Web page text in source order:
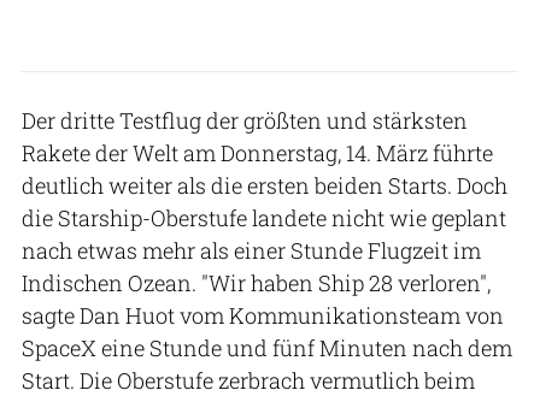
Der dritte Testflug der größten und stärksten
Rakete der Welt am Donnerstag, 14. März führte
deutlich weiter als die ersten beiden Starts. Doch
die Starship-Oberstufe landete nicht wie geplant
nach etwas mehr als einer Stunde Flugzeit im
Indischen Ozean. "Wir haben Ship 28 verloren",
sagte Dan Huot vom Kommunikationsteam von
SpaceX eine Stunde und fünf Minuten nach dem
Start. Die Oberstufe zerbrach vermutlich beim